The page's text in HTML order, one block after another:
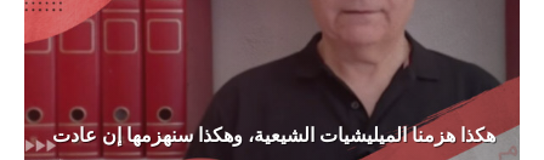
هكذا هزمنا الميليشيات الشيعية، وهكذا سنهزمها إن عادت